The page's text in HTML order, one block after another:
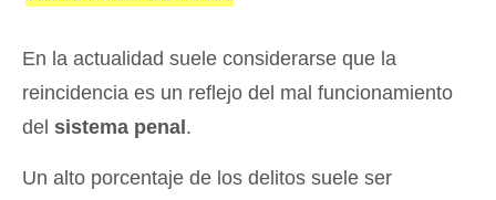
En la actualidad suele considerarse que la
reincidencia es un reflejo del mal funcionamiento
del sistema penal .
Un alto porcentaje de los delitos suele ser